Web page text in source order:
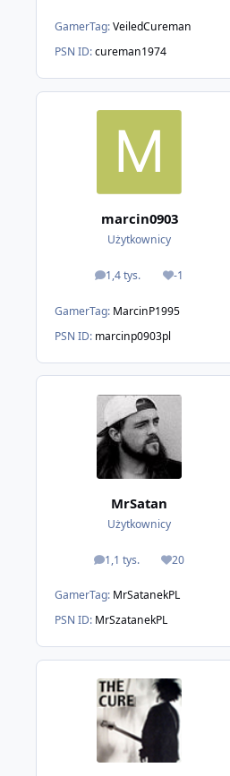
GamerTag:VeiledCureman
PSN ID:cureman1974
marcin0903
Użytkownicy
1,4 tys.
odpowiedzi-1
Reputacja
GamerTag: MarcinP1995
PSN ID: marcinp0903pl
MrSatan
Użytkownicy
1,1 tys.
odpowiedzi20
Reputacja
GamerTag: MrSatanekPL
PSN ID: MrSzatanekPL